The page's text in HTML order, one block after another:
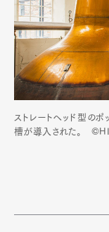
ストレートヘッド型の
槽が導入された。